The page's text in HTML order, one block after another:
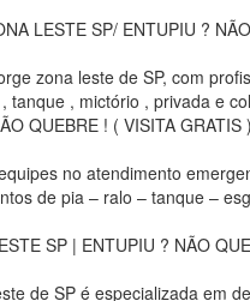
LESTE SP/ ENTUPIU ?
zona leste de SP, com
, mictório , privada e
QUEBRE ! ( VISITA GRATIS )
no atendimento
de pia – ralo – tanque –
SP | ENTUPIU ? NÃO
de SP é especializada em